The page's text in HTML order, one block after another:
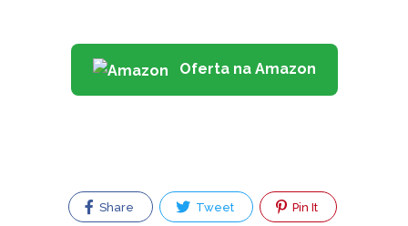
Oferta na Amazon
Share Tweet Pin It